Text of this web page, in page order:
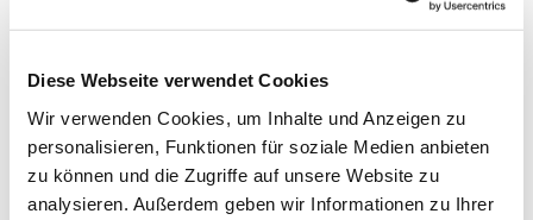
Diese Webseite verwendet Cookies
Wir verwenden Cookies, um Inhalte und Anzeigen zu
personalisieren, Funktionen für soziale Medien anbieten
zu können und die Zugriffe auf unsere Website zu
analysieren. Außerdem geben wir Informationen zu Ihrer